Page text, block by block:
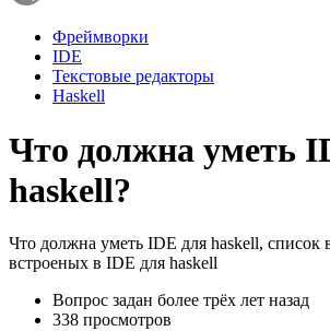
Фреймворки
IDE
Текстовые редакторы
Haskell
Что должна уметь
haskell?
Что должна уметь IDE для haskell, список
встроеных в IDE для haskell
Вопрос задан более трёх лет назад
338 просмотров